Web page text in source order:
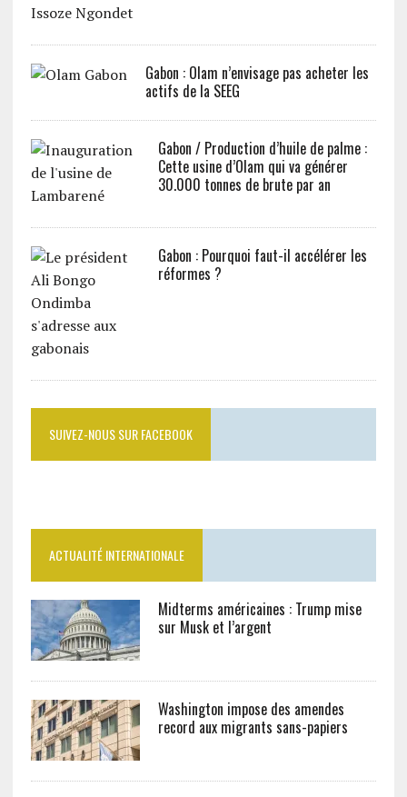
Gabon : Olam n’envisage pas acheter les
actifs de la SEEG
Gabon / Production d’huile de palme :
Cette usine d’Olam qui va générer
30.000 tonnes de brute par an
Gabon : Pourquoi faut-il accélérer les
réformes ?
SUIVEZ-NOUS SUR FACEBOOK
ACTUALITÉ INTERNATIONALE
Midterms américaines : Trump mise
sur Musk et l’argent
Washington impose des amendes
record aux migrants sans-papiers